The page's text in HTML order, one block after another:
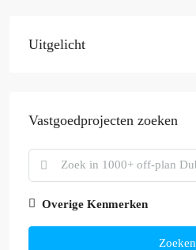
Uitgelicht
Vastgoedprojecten zoeken
Overige Kenmerken
Zoeken